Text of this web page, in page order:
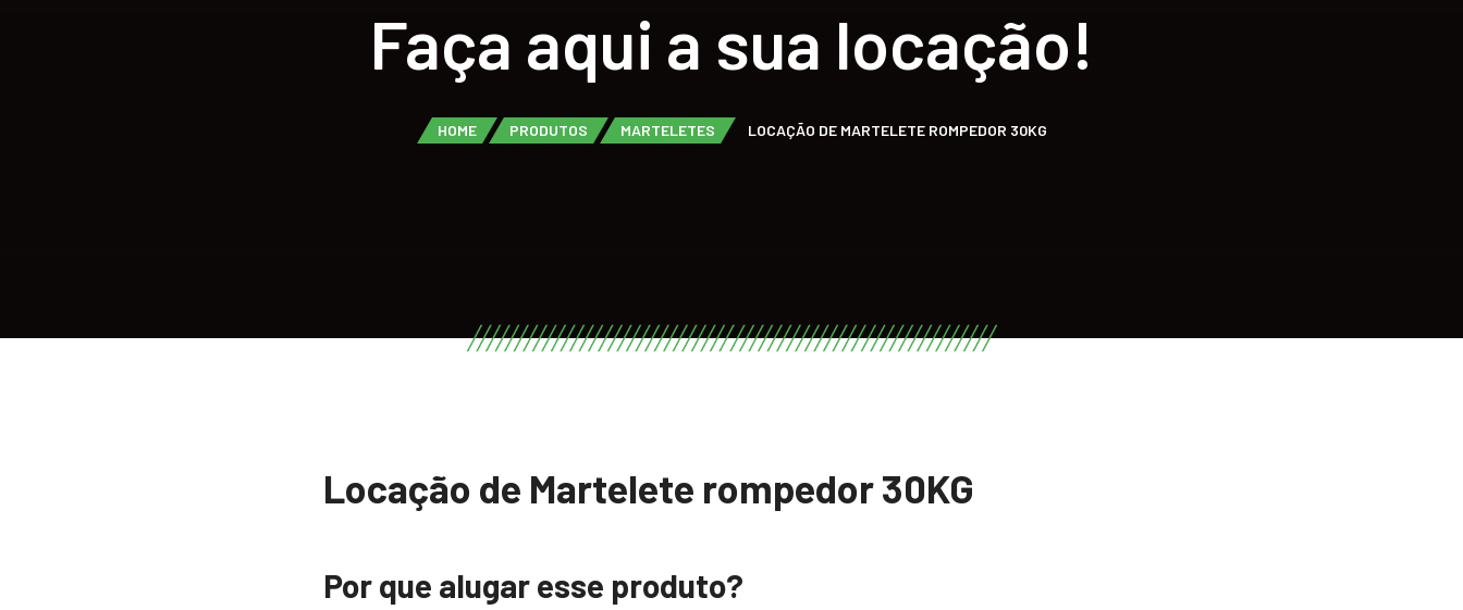
Faça aqui a sua locação!
HOME PRODUTOS MARTELETES LOCAÇÃO DE MARTELETE ROMPEDOR 30KG
Locação de Martelete rompedor 30KG
Por que alugar esse produto?